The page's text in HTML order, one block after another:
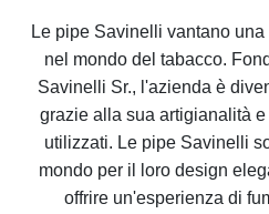
Le pipe Savinelli vantano
nel mondo del tabacco.
Savinelli Sr., l'azienda è
grazie alla sua artigianalità
utilizzati. Le pipe Savinelli
mondo per il loro design
offrire un'esperienza di